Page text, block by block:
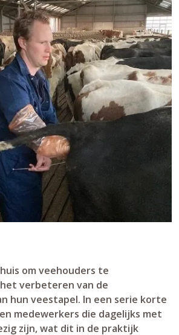
om veehouders te
verbeteren van de
hun veestapel. In een serie korte
medewerkers die dagelijks met
zijn, wat dit in de praktijk